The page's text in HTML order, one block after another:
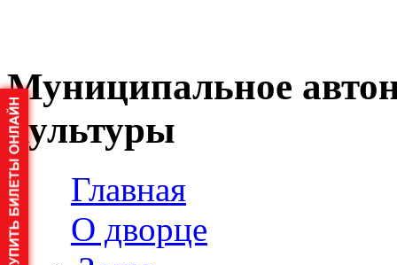
Муниципальное
культуры
Главная
О дворце